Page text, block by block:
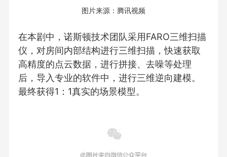
图片来源：腾讯视频
在本剧中，诺斯顿技术团队采用FARO三维扫描
仪，对房间内部结构进行三维扫描，快速获取
高精度的点云数据，进行拼接、去噪等处理
后，导入专业的软件中，进行三维逆向建模。
最终获得1：1真实的场景模型。